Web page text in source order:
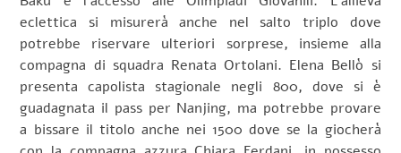
eclettica si misurerà anche nel salto triplo dove
potrebbe riservare ulteriori sorprese, insieme alla
compagna di squadra Renata Ortolani. Elena Bellò si
presenta capolista stagionale negli 800, dove si è
guadagnata il pass per Nanjing, ma potrebbe provare
a bissare il titolo anche nei 1500 dove se la giocherà